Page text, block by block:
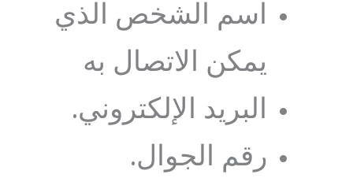
اسم الشخص الذي
يمكن الاتصال به
البريد الإلكتروني.
رقم الجوال.